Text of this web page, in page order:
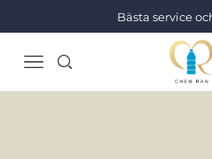
Bästa service